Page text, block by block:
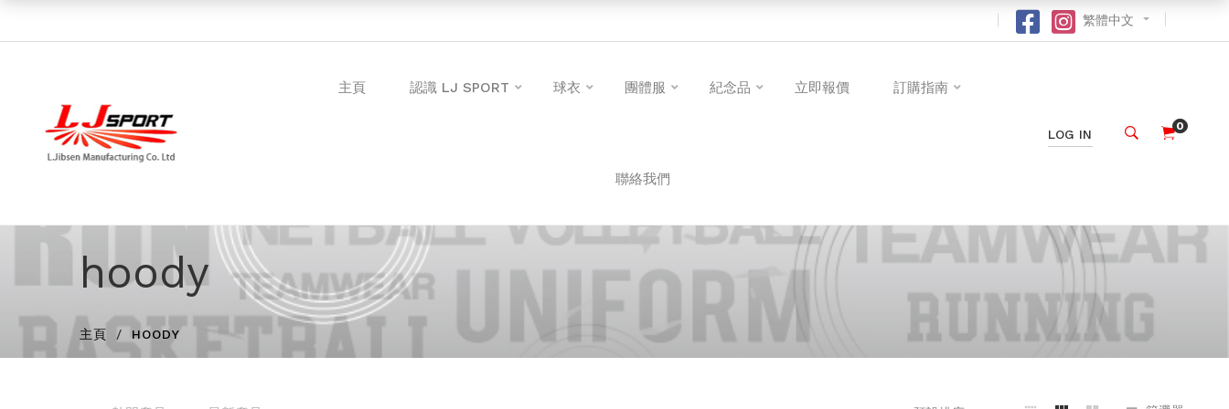
繁體中文
主頁 認識 LJ SPORT 球衣 團體服 紀念品 立即報價 訂購指南
聯絡我們
LOG IN
0
hoody
主頁 HOODY